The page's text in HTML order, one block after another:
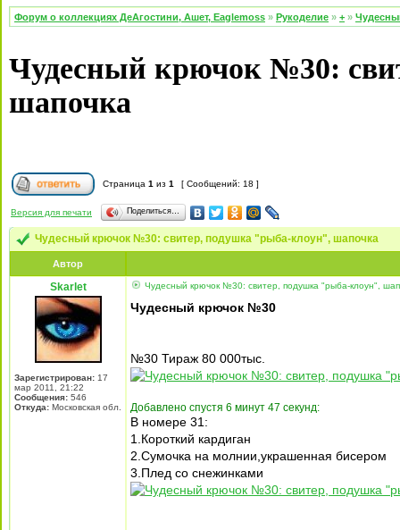
Форум о коллекциях ДеАгостини, Ашет, Eaglemoss » Рукоделие » + »
Чудесный крючок №30:
шапочка
Страница 1 из 1 [ Сообщений: 18 ]
Версия для печати Поделиться…
Чудесный крючок №30: свитер, подушка "рыба-клоун", шапочка
Автор
Skarlet
Зарегистрирован: 17
мар 2011, 21:22
Сообщения: 546
Откуда: Московская обл.
Чудесный крючок №30: свитер, подушка "рыба-клоун",
Чудесный крючок №30
№30 Тираж 80 000тыс.
Добавлено спустя 6 минут 47 секунд:
В номере 31:
1.Короткий кардиган
2.Сумочка на молнии,украшенная бисером
3.Плед со снежинками